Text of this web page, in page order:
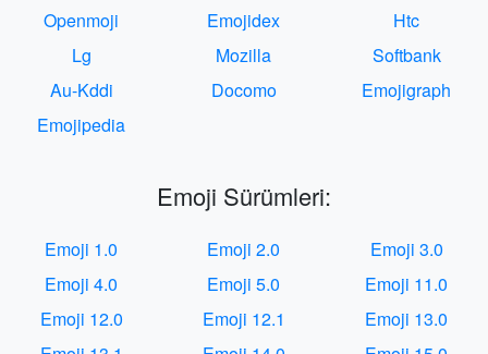
Openmoji
Emojidex
Htc
Lg
Mozilla
Softbank
Au-Kddi
Docomo
Emojigraph
Emojipedia
Emoji Sürümleri:
Emoji 1.0 Emoji 2.0
Emoji 3.0
Emoji 4.0
Emoji 5.0
Emoji 11.0
Emoji 12.0
Emoji 12.1
Emoji 13.0